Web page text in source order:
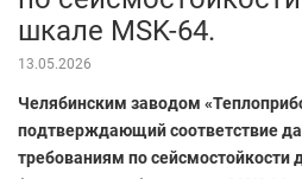
шкале MSK-64.
13.05.2026
Челябинским заводом
подтверждающий соответствие
требованиям по сейсмостойкости